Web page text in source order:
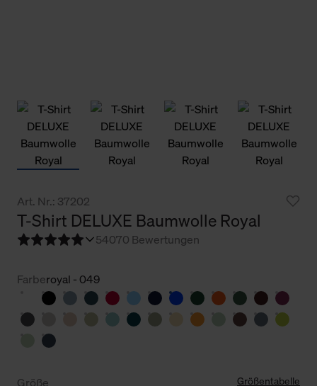
Art. Nr.: 37202
T-Shirt DELUXE Baumwolle Royal
54070 Bewertungen
Farberoyal - 049
Größe Größentabelle